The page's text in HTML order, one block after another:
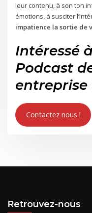
leur contenu, à son ton
émotions, à susciter
impatience la sortie de
Intéressé
Podcast
entreprise
Contactez nous !
Retrouvez-nous